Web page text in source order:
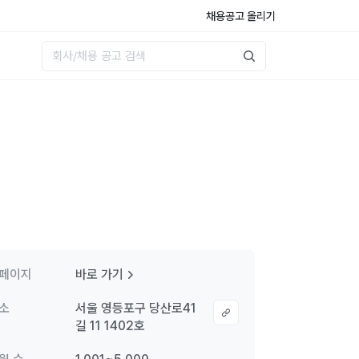
채용공고 올리기
이지 바로 가기
서울 영등포구 당산로41
길 11 1402호